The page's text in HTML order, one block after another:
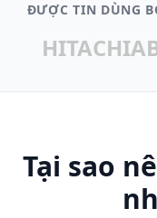
ĐƯỢC TIN DÙNG
HITACHI
Tại sao